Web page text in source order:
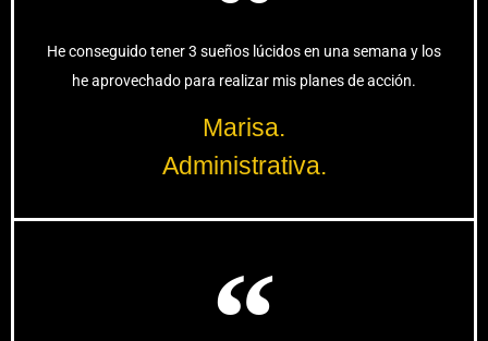
He conseguido tener 3 sueños lúcidos en una semana y los
he aprovechado para realizar mis planes de acción.
Marisa.
Administrativa.